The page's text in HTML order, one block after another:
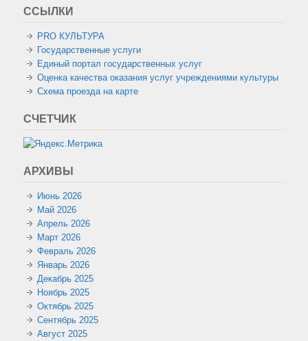
ССЫЛКИ
PRO КУЛЬТУРА
Государственные услуги
Единый портал государственных услуг
Оценка качества оказания услуг учреждениями культуры
Схема проезда на карте
СЧЕТЧИК
АРХИВЫ
Июнь 2026
Май 2026
Апрель 2026
Март 2026
Февраль 2026
Январь 2026
Декабрь 2025
Ноябрь 2025
Октябрь 2025
Сентябрь 2025
Август 2025